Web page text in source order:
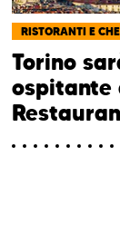
RISTORANTI E
Torino
ospitante